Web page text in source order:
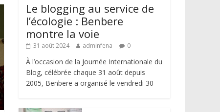
Le blogging au service de
l’écologie : Benbere
montre la voie
31 août 2024 adminfena 0
À l’occasion de la Journée Internationale du
Blog, célébrée chaque 31 août depuis
2005, Benbere a organisé le vendredi 30